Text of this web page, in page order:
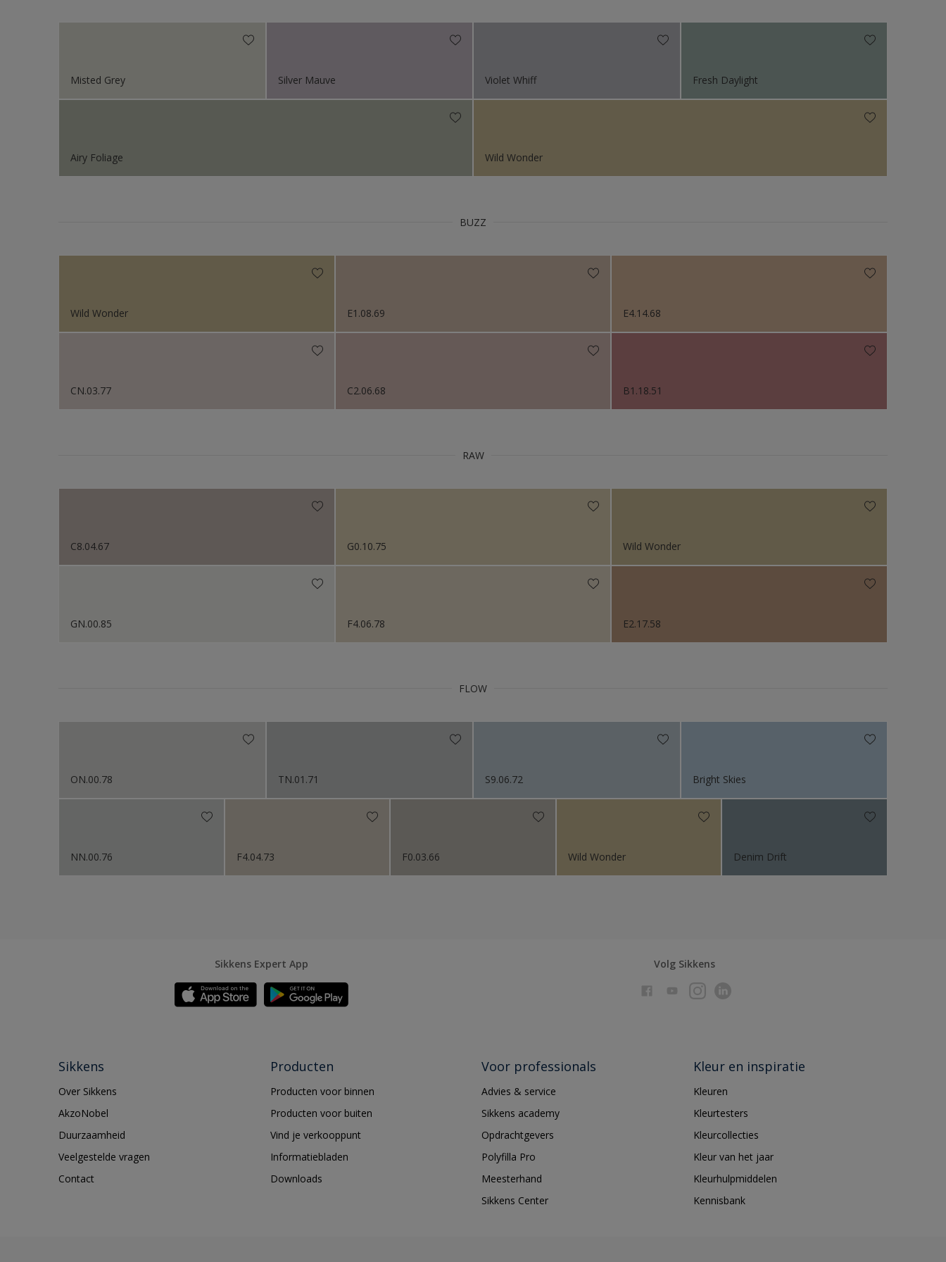
Sikkens Colour Futures 2022
Colour Futures 2020
Misted Grey Silver Mauve Violet Whiff Fresh Daylight
Airy Foliage Wild Wonder
BUZZ
Wild Wonder E1.08.69 E4.14.68
CN.03.77 C2.06.68 B1.18.51
RAW
C8.04.67 G0.10.75 Wild Wonder
GN.00.85 F4.06.78 E2.17.58
FLOW
ON.00.78 TN.01.71 S9.06.72 Bright Skies
NN.00.76 F4.04.73 F0.03.66 Wild Wonder Denim Drift
Sikkens Expert App Volg Sikkens
Sikkens
Over Sikkens
AkzoNobel
Duurzaamheid
Veelgestelde vragen
Contact
Producten
Producten voor binnen
Producten voor buiten
Vind je verkooppunt
Informatiebladen
Downloads
Voor professionals
Advies & service
Sikkens academy
Opdrachtgevers
Polyfilla Pro
Meesterhand
Sikkens Center
Kleur en inspiratie
Kleuren
Kleurtesters
Kleurcollecties
Kleur van het jaar
Kleurhulpmiddelen
Kennisbank